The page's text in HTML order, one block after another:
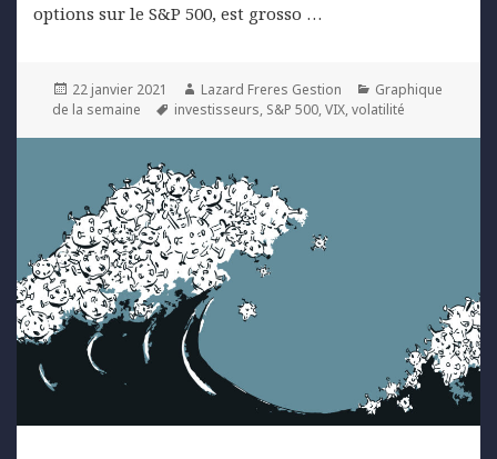
options sur le S&P 500, est grosso …
Posted
on
22 janvier 2021 Author
Lazard Freres Gestion Categories
Graphique
de la semaine
Tags
investisseurs, S&P 500,VIX,volatilité